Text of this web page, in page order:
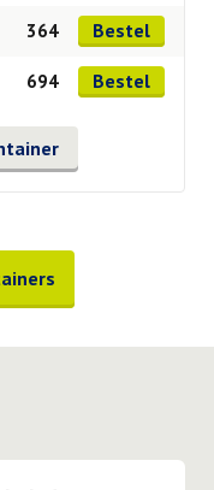
364 Bestel
694 Bestel